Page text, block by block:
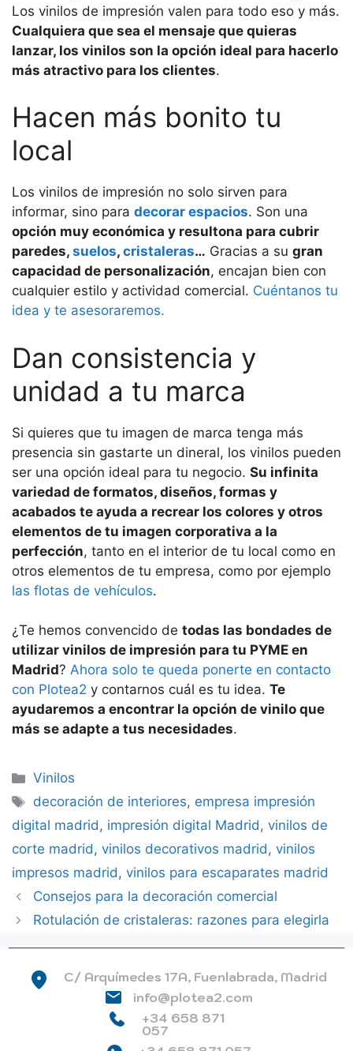
Los vinilos de impresión valen para todo eso y más.
Cualquiera que sea el mensaje que quieras
lanzar, los vinilos son la opción ideal para hacerlo
más atractivo para los clientes.
Hacen más bonito tu
local
Los vinilos de impresión no solo sirven para
informar, sino para decorar espacios. Son una
opción muy económica y resultona para cubrir
paredes, suelos, cristaleras… Gracias a su gran
capacidad de personalización, encajan bien con
cualquier estilo y actividad comercial. Cuéntanos tu
idea y te asesoraremos.
Dan consistencia y
unidad a tu marca
Si quieres que tu imagen de marca tenga más
presencia sin gastarte un dineral, los vinilos pueden
ser una opción ideal para tu negocio. Su infinita
variedad de formatos, diseños, formas y
acabados te ayuda a recrear los colores y otros
elementos de tu imagen corporativa a la
perfección, tanto en el interior de tu local como en
otros elementos de tu empresa, como por ejemplo
las flotas de vehículos.
¿Te hemos convencido de todas las bondades de
utilizar vinilos de impresión para tu PYME en
Madrid? Ahora solo te queda ponerte en contacto
con Plotea2 y contarnos cuál es tu idea. Te
ayudaremos a encontrar la opción de vinilo que
más se adapte a tus necesidades.
Categorías
Vinilos
Etiquetas
decoración de interiores, empresa impresión
digital madrid, impresión digital Madrid, vinilos de
corte madrid, vinilos decorativos madrid, vinilos
impresos madrid, vinilos para escaparates madrid
Consejos para la decoración comercial
Rotulación de cristaleras: razones para elegirla
C/ Arquímedes 17A, Fuenlabrada, Madrid
info@plotea2.com
+34 658 871
057